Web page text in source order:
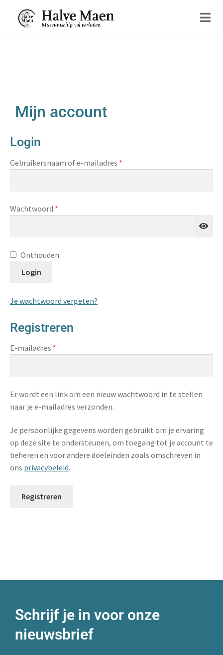
Mijn account
Login
Gebruikersnaam of e-mailadres *
Wachtwoord *
Onthouden
Login
Je wachtwoord vergeten?
Registreren
E-mailadres *
Er wordt een link om een nieuw wachtwoord in te stellen
naar je e-mailadres verzonden.
Je persoonlijke gegevens worden gebruikt om je ervaring
op deze site te ondersteunen, om toegang tot je account te
beheren en voor andere doeleinden zoals omschreven in
ons privacybeleid.
Registreren
Schrijf je in voor onze
nieuwsbrief